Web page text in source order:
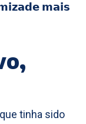
𝗺𝗮𝗶𝘀
tinha sido